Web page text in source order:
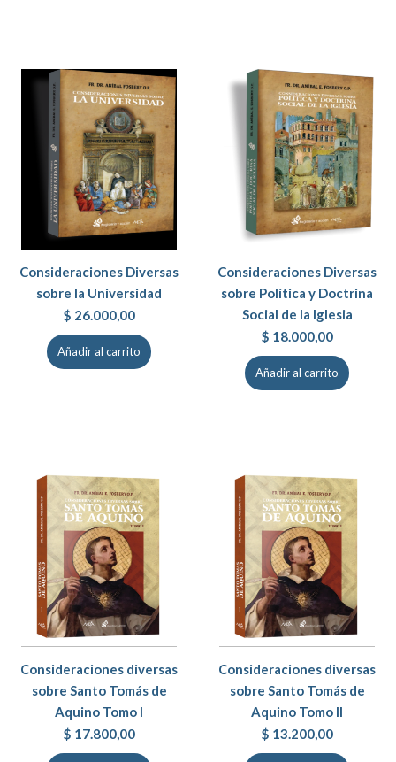
Consideraciones Diversas
sobre la Universidad
$ 26.000,00
Añadir al carrito
Consideraciones Diversas
sobre Política y Doctrina
Social de la Iglesia
$ 18.000,00
Añadir al carrito
Consideraciones diversas
sobre Santo Tomás de
Aquino Tomo I
$ 17.800,00
Consideraciones diversas
sobre Santo Tomás de
Aquino Tomo II
$ 13.200,00